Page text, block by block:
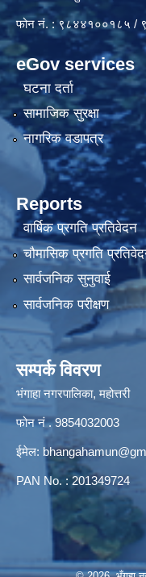
फोन नं. : ९८४४१००१८५ /
eGov services
घटना दर्ता
सामाजिक सुरक्षा
नागरिक वडापत्र
Reports
वार्षिक प्रगति प्रतिवेदन
चौमासिक प्रगति
सार्वजनिक सुनुवाई
सार्वजनिक परीक्षण
सम्पर्क विवरण
भंगाहा नगरपालिका, महोत्तरी
फोन नं . 9854032003
ईमेल:
PAN No. : 201349724